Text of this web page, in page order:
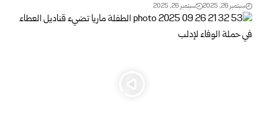
سبتمبر 26, 2025 سبتمبر 26, 2025